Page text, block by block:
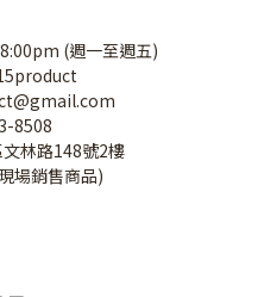
(週一至週五)
8508
林路148號2樓
場銷售商品)